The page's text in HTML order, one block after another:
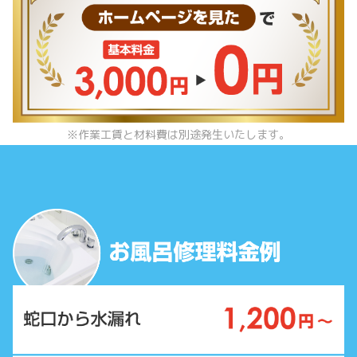
※作業工賃と材料費は別途発生いたします。